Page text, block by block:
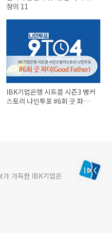
정의 11
IBK기업은행 시트콤 시즌3 뱅커
스토리 나인투포 #6회 굿 파더
가 가득한 IBK기업은